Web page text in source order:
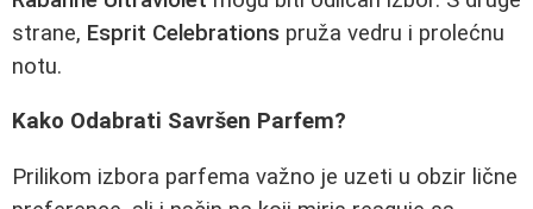
strane, Esprit Celebrations pruža vedru i prolećnu
notu.
Kako Odabrati Savršen Parfem?
Prilikom izbora parfema važno je uzeti u obzir lične